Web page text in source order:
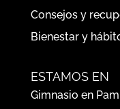
Consejos y
Bienestar y
ESTAMOS EN
Gimnasio en